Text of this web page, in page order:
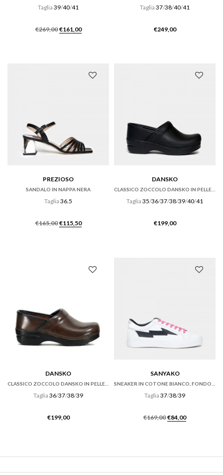
Taglia 39/40/41
€269,00 Il
€161,00Il
Taglia 37/38/40/41
€249,00
PREZIOSO
SANDALO IN NAPPA NERA
Taglia 36.5
€165,00 Il
€115,50Il
DANSKO
Taglia 35/36/37/38/39/40/41
€199,00
DANSKO
Taglia 36/37/38/39
€199,00
SANYAKO
Taglia 37/38/39
€169,00 Il
€169,00.
€84,00Il
€84,00.